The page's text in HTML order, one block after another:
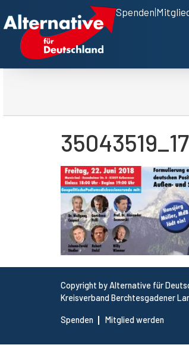
Spenden
Copyright by Alternative für
Kreisverband Berchtesgadener
Spenden Mitglied werden